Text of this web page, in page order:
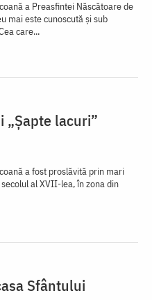
a Preasfintei Născătoare de
mai este cunoscută și sub
care...
„Șapte lacuri”
a fost proslăvită prin mari
al XVII-lea, în zona din
Sfântului